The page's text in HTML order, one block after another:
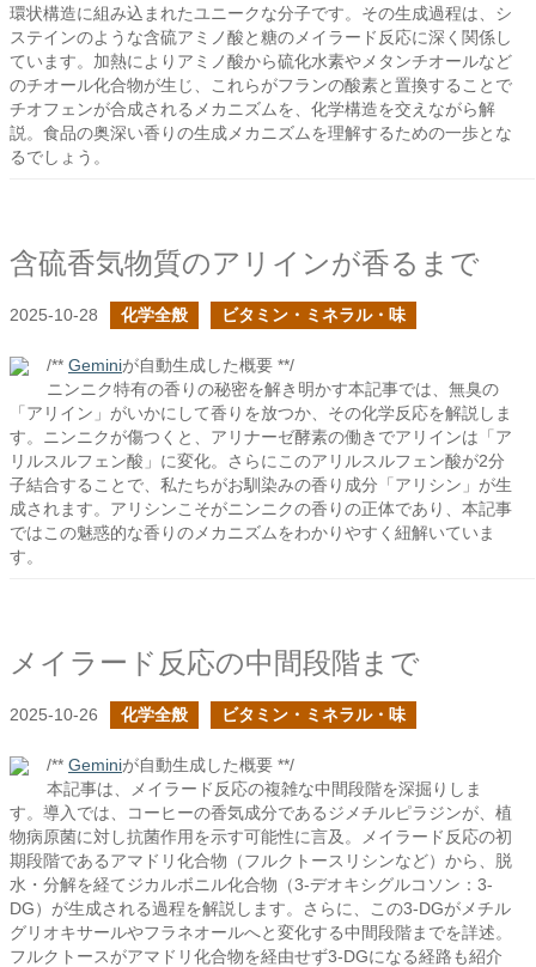
環状構造に組み込まれたユニークな分子です。その生成過程は、シ
ステインのような含硫アミノ酸と糖のメイラード反応に深く関係し
ています。加熱によりアミノ酸から硫化水素やメタンチオールなど
のチオール化合物が生じ、これらがフランの酸素と置換することで
チオフェンが合成されるメカニズムを、化学構造を交えながら解
説。食品の奥深い香りの生成メカニズムを理解するための一歩とな
るでしょう。
含硫香気物質のアリインが香るまで
2025-10-28 化学全般 ビタミン・ミネラル・味
/** Geminiが自動生成した概要 **/
ニンニク特有の香りの秘密を解き明かす本記事では、無臭の
「アリイン」がいかにして香りを放つか、その化学反応を解説しま
す。ニンニクが傷つくと、アリナーゼ酵素の働きでアリインは「ア
リルスルフェン酸」に変化。さらにこのアリルスルフェン酸が2分
子結合することで、私たちがお馴染みの香り成分「アリシン」が生
成されます。アリシンこそがニンニクの香りの正体であり、本記事
ではこの魅惑的な香りのメカニズムをわかりやすく紐解いていま
す。
メイラード反応の中間段階まで
2025-10-26 化学全般 ビタミン・ミネラル・味
/** Geminiが自動生成した概要 **/
本記事は、メイラード反応の複雑な中間段階を深掘りしま
す。導入では、コーヒーの香気成分であるジメチルピラジンが、植
物病原菌に対し抗菌作用を示す可能性に言及。メイラード反応の初
期段階であるアマドリ化合物（フルクトースリシンなど）から、脱
水・分解を経てジカルボニル化合物（3-デオキシグルコソン：3-
DG）が生成される過程を解説します。さらに、この3-DGがメチル
グリオキサールやフラネオールへと変化する中間段階までを詳述。
フルクトースがアマドリ化合物を経由せず3-DGになる経路も紹介